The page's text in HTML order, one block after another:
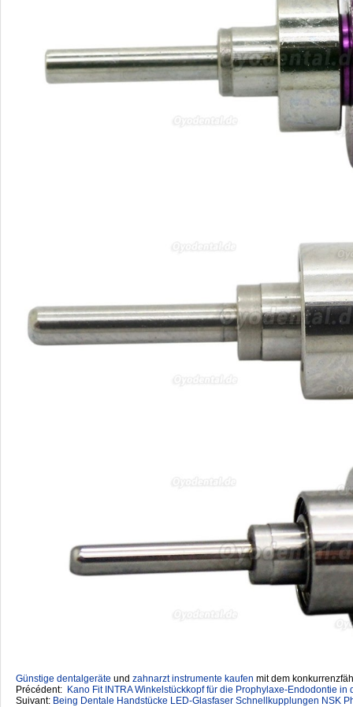
Günstige dentalgeräte ‎ und zahnarzt instrumente kaufen mit dem
Précédent: Kano Fit INTRA Winkelstückkopf für die Prophylaxe-Endodontie in
Suivant: Being Dentale Handstücke LED-Glasfaser Schnellkupplungen NSK